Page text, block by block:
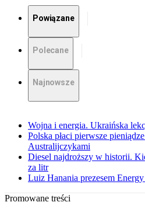
Powiązane
Polecane
Najnowsze
Wojna i energia. Ukraińska
Polska płaci pierwsze
Australijczykami
Diesel najdroższy w historii.
za litr
Luiz Hanania prezesem
Promowane treści